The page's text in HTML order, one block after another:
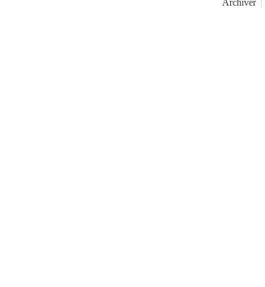
Archiver